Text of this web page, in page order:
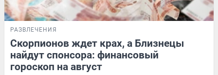
РАЗВЛЕЧЕНИЯ
Скорпионов ждет крах, а Близнецы
найдут спонсора: финансовый
гороскоп на август